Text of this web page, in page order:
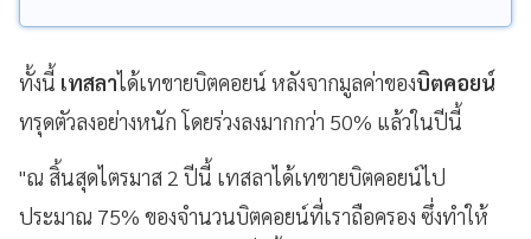
ทั้งนี้ เทสลาได้เทขายบิตคอยน์ หลังจากมูลค่าของบิตคอยน์
ทรุดตัวลงอย่างหนัก โดยร่วงลงมากกว่า 50% แล้วในปีนี้
"ณ สิ้นสุดไตรมาส 2 ปีนี้ เทสลาได้เทขายบิตคอยน์ไป
ประมาณ 75% ของจำนวนบิตคอยน์ที่เราถือครอง ซึ่งทำให้